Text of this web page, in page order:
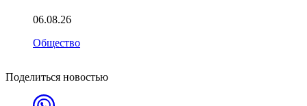
06.08.26
Общество
Поделиться новостью